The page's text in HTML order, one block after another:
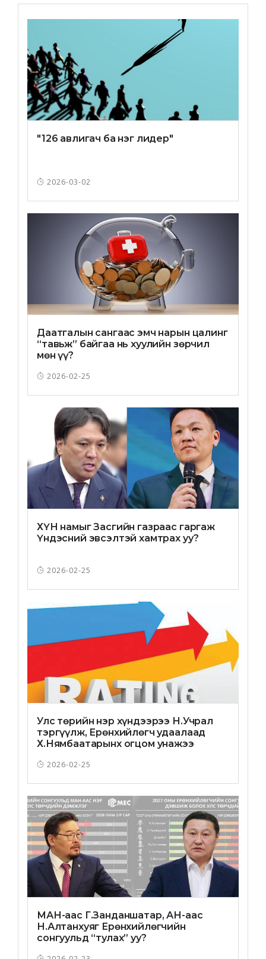
"126 авлигач ба нэг лидер"
2026-03-02
Даатгалын сангаас эмч нарын цалинг
“тавьж” байгаа нь хуулийн зөрчил
мөн үү?
2026-02-25
ХҮН намыг Засгийн газраас гаргаж
Үндэсний эвсэлтэй хамтрах уу?
2026-02-25
Улс төрийн нэр хүндээрээ Н.Учрал
тэргүүлж, Ерөнхийлөгч удаалаад
Х.Нямбаатарынх огцом унажээ
2026-02-25
МАН-аас Г.Занданшатар, АН-аас
Н.Алтанхуяг Ерөнхийлөгчийн
сонгуульд “тулах” уу?